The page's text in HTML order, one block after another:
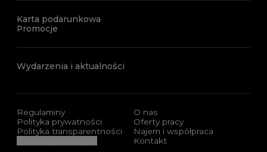
Karta podarunkowa
Promocje
Wydarzenia i aktualności
Regulaminy
Polityka prywatności
Polityka transparentności
O nas
Oferty pracy
Najem i współpraca
Kontakt